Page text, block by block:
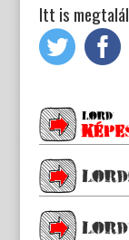
Itt is